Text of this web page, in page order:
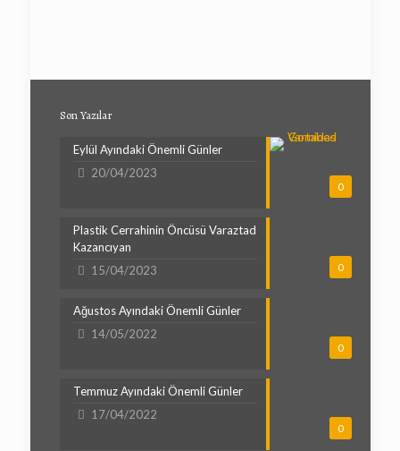
Son Yazılar
0
Eylül Ayındaki Önemli Günler
20/04/2023
0
Plastik Cerrahinin Öncüsü Varaztad
Kazancıyan
15/04/2023
0
Ağustos Ayındaki Önemli Günler
14/05/2022
0
Temmuz Ayındaki Önemli Günler
17/04/2022